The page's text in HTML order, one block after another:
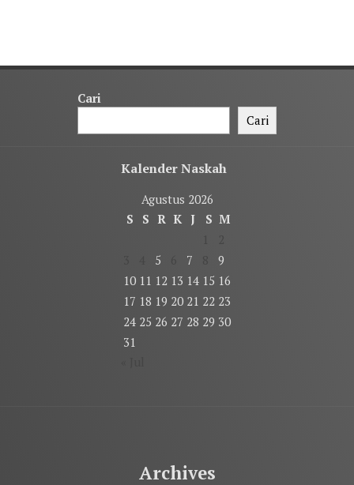
Cari
Cari
Kalender Naskah
Agustus 2026
S
S R K J S M
5 7
9
10 11 12 13 14 15 16
17 18 19 20 21 22 23
24 25 26 27 28 29 30
31
Archives